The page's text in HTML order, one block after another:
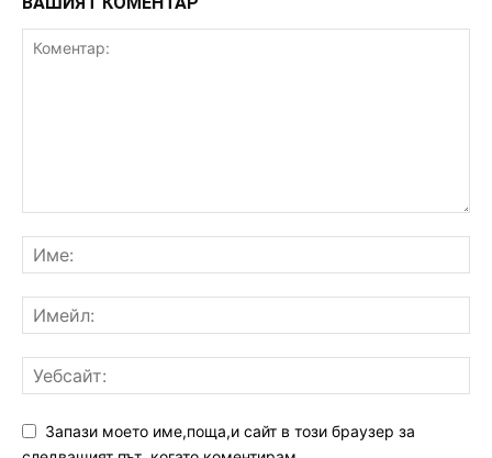
Запази моето име,поща,и сайт в този браузер за